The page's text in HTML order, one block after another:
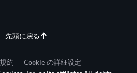
先頭に戻る
約
Cookie の詳細設定